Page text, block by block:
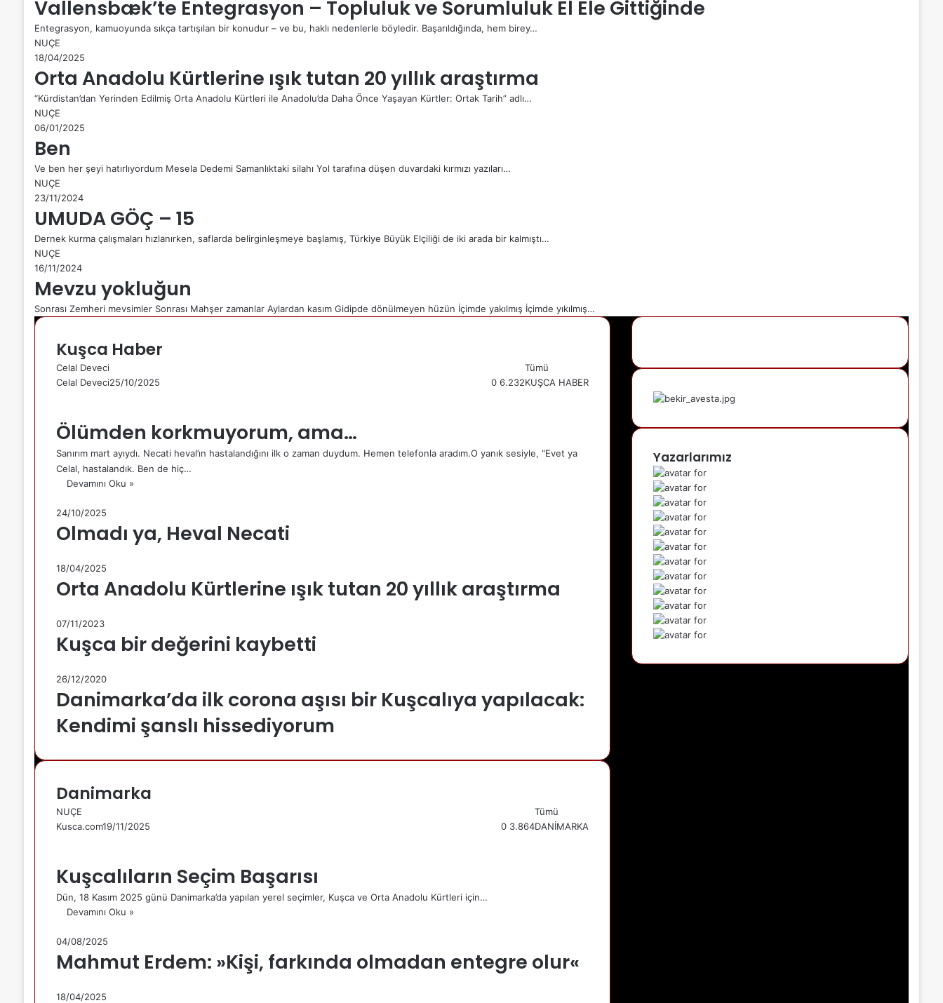
Vallensbæk’te Entegrasyon – Topluluk ve Sorumluluk El Ele Gittiğinde
Entegrasyon, kamuoyunda sıkça tartışılan bir konudur – ve bu, haklı nedenlerle böyledir. Başarıldığında, hem birey…
NUÇE
18/04/2025
Orta Anadolu Kürtlerine ışık tutan 20 yıllık araştırma
“Kürdistan’dan Yerinden Edilmiş Orta Anadolu Kürtleri ile Anadolu’da Daha Önce Yaşayan Kürtler: Ortak Tarih” adlı…
NUÇE
06/01/2025
Ben
Ve ben her şeyi hatırlıyordum Mesela Dedemi Samanlıktaki silahı Yol tarafına düşen duvardaki kırmızı yazıları…
NUÇE
23/11/2024
UMUDA GÖÇ – 15
Dernek kurma çalışmaları hızlanırken, saflarda belirginleşmeye başlamış, Türkiye Büyük Elçiliği de iki arada bir kalmıştı…
NUÇE
16/11/2024
Mevzu yokluğun
Sonrası Zemheri mevsimler Sonrası Mahşer zamanlar Aylardan kasım Gidipde dönülmeyen hüzün İçimde yakılmış İçimde yıkılmış…
Kuşca Haber
Tümü
KUŞCA HABER
Celal Deveci
Celal Deveci25/10/2025 06.232
Ölümden korkmuyorum, ama…
Sanırım mart ayıydı. Necati heval’ın hastalandığını ilk o zaman duydum. Hemen telefonla aradım.O yanık sesiyle, “Evet ya
Celal, hastalandık. Ben de hiç…
Devamını Oku »
24/10/2025
Olmadı ya, Heval Necati
18/04/2025
Orta Anadolu Kürtlerine ışık tutan 20 yıllık araştırma
07/11/2023
Kuşca bir değerini kaybetti
26/12/2020
Danimarka’da ilk corona aşısı bir Kuşcalıya yapılacak:
Kendimi şanslı hissediyorum
Danimarka
Tümü
DANİMARKA
NUÇE
Kusca.com19/11/2025 03.864
Kuşcalıların Seçim Başarısı
Dün, 18 Kasım 2025 günü Danimarka’da yapılan yerel seçimler, Kuşca ve Orta Anadolu Kürtleri için…
Devamını Oku »
04/08/2025
Mahmut Erdem: »Kişi, farkında olmadan entegre olur«
18/04/2025
Yazarlarımız